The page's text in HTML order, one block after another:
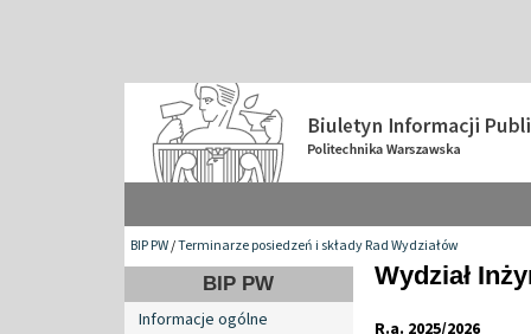
BIP PW/Terminarze posiedzeń i składy Rad Wydziałów
BIP PW
Informacje ogólne
Wydział
R.a. 2025/2026